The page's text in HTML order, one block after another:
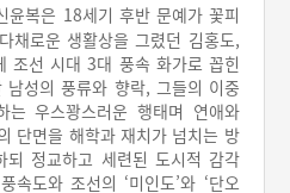
복은 18세기 후반 문예가 꽃피
채로운 생활상을 그렸던 김홍도,
조선 시대 3대 풍속 화가로 꼽힌
남성의 풍류와 향락, 그들의 이중
는 우스꽝스러운 행태며 연애와
단면을 해학과 재치가 넘치는 방
되 정교하고 세련된 도시적 감각
속도와 조선의 ‘미인도’와 ‘단오